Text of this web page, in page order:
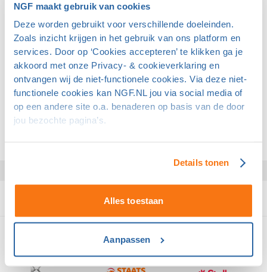
NGF maakt gebruik van cookies
Deze worden gebruikt voor verschillende doeleinden.
Zoals inzicht krijgen in het gebruik van ons platform en
services. Door op ‘Cookies accepteren’ te klikken ga je
akkoord met onze Privacy- & cookieverklaring en
ontvangen wij de niet-functionele cookies. Via deze niet-
functionele cookies kan NGF.NL jou via social media of
op een andere site o.a. benaderen op basis van de door
jou bezochte pagina’s.
Details tonen
Alles toestaan
Aanpassen
voor de sport die hem zoveel heeft gebracht. “De jeugd
is de toekomst, dat geldt zeker voor de golfsport in
Nederland. Hoe meer kinderen kennismaken met golf,
des te meer de sport zal groeien. Daarbij is het belangrijk
dat kinderen een eigen visie op golf ontwikkelen, en
mogelijke vooroordelen worden weggenomen. Daar wil
ik mij, samen met de partners NGF en Jeugdfonds Sport,
met deze stichting voor inzetten.”
Zie ookjoostluitenfoundation.nl.